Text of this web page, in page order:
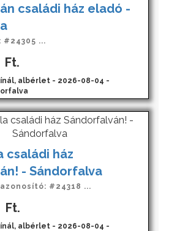
családi ház eladó -
#24305 ...
Ft.
albérlet - 2026-08-04 -
családi ház
- Sándorfalva
#24318 ...
Ft.
albérlet - 2026-08-04 -